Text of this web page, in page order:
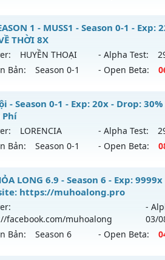
loại: Mu Nguyên bản Webzen
AntiShield
Thái Dương SS6 - Cày cuốc miễn
quà nạp
ra tháng 08 2026 - Mở máy chủ
Reset In Game
Mu Nguyên bản Webzen
VIP SHIELD
1 - MUSS1 - Season 0-1 - Exp:
THỜI 8X
HUYỀN THOẠI - Alpha Test:
Bản:
Season 0-1 - Open Beta:
1 - MUSS1 - MU TRỞ VỀ
mới ra tháng 08 2026 - Mở máy
220x - Drop: 20%
loại: Mu Nguyên bản Webzen
IGMU.DEV
- Season 0-1 - Exp: 20x - Drop:
Phí
LORENCIA - Alpha Test:
Bản:
Season 0-1 - Open Beta:
Nội - Dễ Chơi Giải Trí Miễn Phí
mới ra tháng 08 2026 - Mở máy
20x - Drop: 30%
LONG 6.9 - Season 6 - Exp:
https://muhoalong.pro
facebook.com/muhoalong
-
03/
Bản:
Season 6 - Open Beta: